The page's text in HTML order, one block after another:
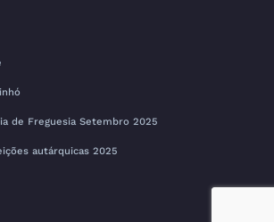
de Freguesia Setembro 2025
autárquicas 2025